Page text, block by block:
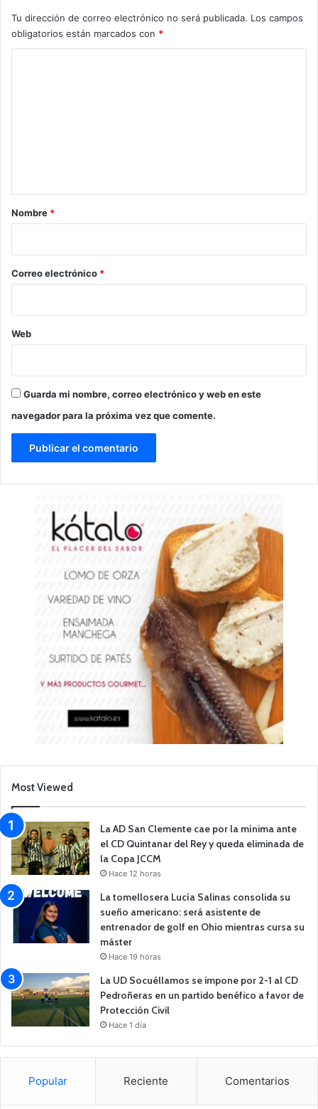
Tu dirección de correo electrónico no será publicada. Los campos
obligatorios están marcados con *
r
*
Nombre *
Correo electrónico *
Web
Guarda mi nombre, correo electrónico y web en este
navegador para la próxima vez que comente.
Most Viewed
La AD San Clemente cae por la mínima ante
el CD Quintanar del Rey y queda eliminada de
la Copa JCCM
Hace 12 horas
La tomellosera Lucía Salinas consolida su
sueño americano: será asistente de
entrenador de golf en Ohio mientras cursa su
máster
Hace 19 horas
La UD Socuéllamos se impone por 2-1 al CD
Pedroñeras en un partido benéfico a favor de
Protección Civil
Hace 1 día
Popular Reciente Comentarios